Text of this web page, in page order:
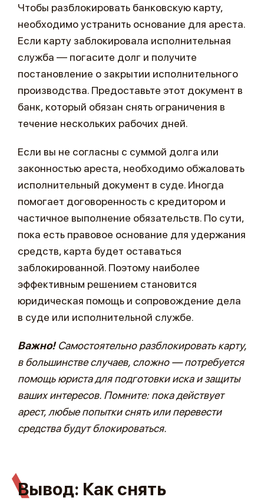
Чтобы разблокировать банковскую карту,
необходимо устранить основание для ареста.
Если карту заблокировала исполнительная
служба — погасите долг и получите
постановление о закрытии исполнительного
производства. Предоставьте этот документ в
банк, который обязан снять ограничения в
течение нескольких рабочих дней.
Если вы не согласны с суммой долга или
законностью ареста, необходимо обжаловать
исполнительный документ в суде. Иногда
помогает договоренность с кредитором и
частичное выполнение обязательств. По сути,
пока есть правовое основание для удержания
средств, карта будет оставаться
заблокированной. Поэтому наиболее
эффективным решением становится
юридическая помощь и сопровождение дела
в суде или исполнительной службе.
Важно!Самостоятельно разблокировать карту,
в большинстве случаев, сложно — потребуется
помощь юриста для подготовки иска и защиты
ваших интересов. Помните: пока действует
арест, любые попытки снять или перевести
средства будут блокироваться.
Вывод: Как снять